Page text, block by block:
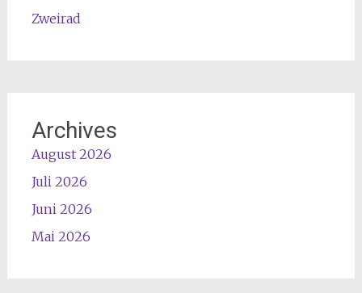
Zweirad
Archives
August 2026
Juli 2026
Juni 2026
Mai 2026